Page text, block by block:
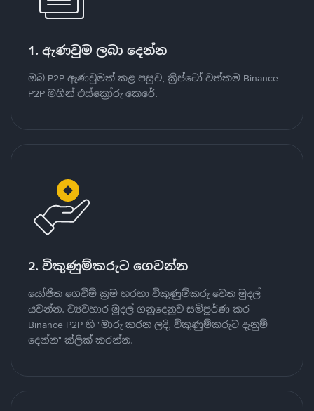
1. ඇණවුම ලබා දෙන්න
ඔබ P2P ඇණවුමක් කළ පසුව, ක්‍රිප්ටෝ වත්කම Binance
P2P මගින් එස්ක්‍රෝරු කෙරේ.
2. විකුණුම්කරුට ගෙවන්න
යෝජිත ගෙවීම් ක්‍රම හරහා විකුණුම්කරු වෙත මුදල්
යවන්න. ව්‍යවහාර මුදල් ගනුදෙනුව සම්පූර්ණ කර
Binance P2P හි "මාරු කරන ලදි, විකුණුම්කරුට දැනුම්
දෙන්න" ක්ලික් කරන්න.